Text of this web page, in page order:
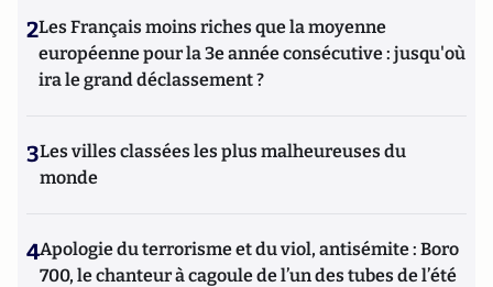
2Les Français moins riches que la moyenne
européenne pour la 3e année consécutive : jusqu'où
ira le grand déclassement ?
3Les villes classées les plus malheureuses du
monde
4Apologie du terrorisme et du viol, antisémite : Boro
700, le chanteur à cagoule de l’un des tubes de l’été